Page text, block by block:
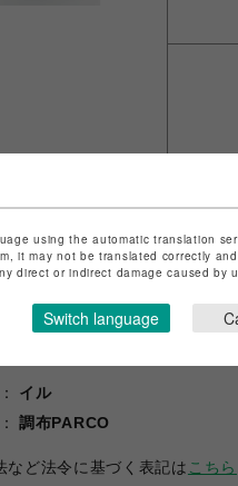
イル
調布PARCO
など法令に基づく表記は こちら
using the automatic translation
it may not be translated correctly
direct or indirect damage caused
Switch language